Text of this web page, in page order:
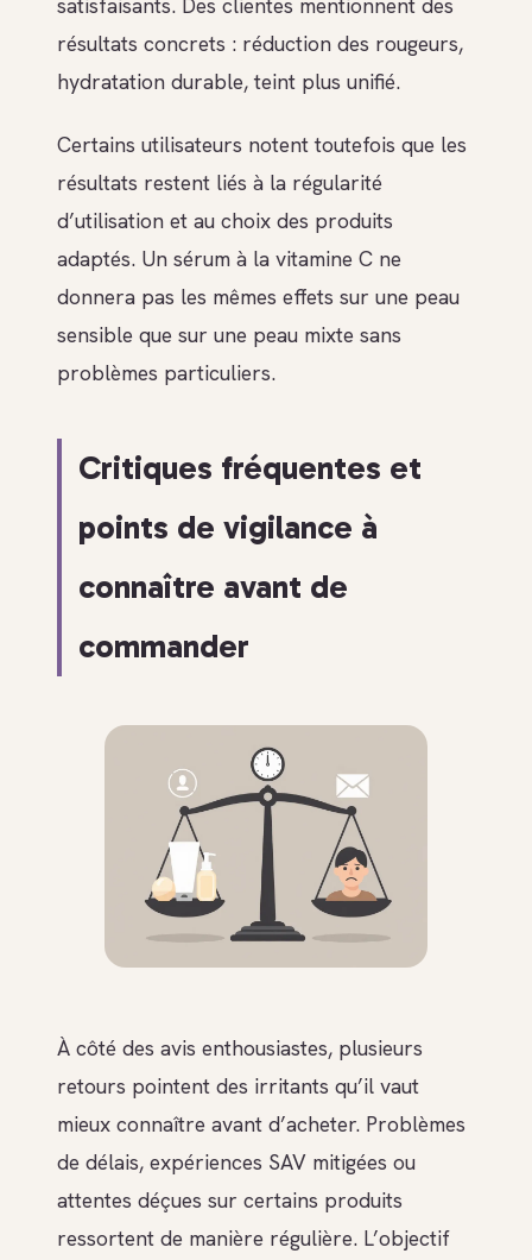
résultats concrets : réduction des rougeurs,
hydratation durable, teint plus unifié.
Certains utilisateurs notent toutefois que les
résultats restent liés à la régularité
d’utilisation et au choix des produits
adaptés. Un sérum à la vitamine C ne
donnera pas les mêmes effets sur une peau
sensible que sur une peau mixte sans
problèmes particuliers.
Critiques fréquentes et
points de vigilance à
connaître avant de
commander
À côté des avis enthousiastes, plusieurs
retours pointent des irritants qu’il vaut
mieux connaître avant d’acheter. Problèmes
de délais, expériences SAV mitigées ou
attentes déçues sur certains produits
ressortent de manière régulière. L’objectif